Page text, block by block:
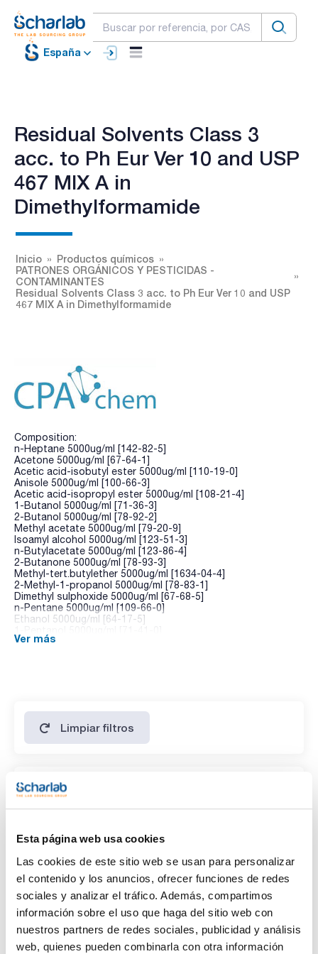
Esta página web usa cookies
Las cookies de este sitio web se usan para personalizar
el contenido y los anuncios, ofrecer funciones de redes
sociales y analizar el tráfico. Además, compartimos
información sobre el uso que haga del sitio web con
nuestros partners de redes sociales, publicidad y análisis
web, quienes pueden combinarla con otra información
España
Residual Solvents Class 3
acc. to Ph Eur Ver 10 and USP
467 MIX A in
Dimethylformamide
Inicio
Productos químicos
PATRONES ORGÁNICOS Y PESTICIDAS -
CONTAMINANTES
Residual Solvents Class 3 acc. to Ph Eur Ver 10 and USP
467 MIX A in Dimethylformamide
Composition:
n-Heptane 5000ug/ml [142-82-5]
Acetone 5000ug/ml [67-64-1]
Acetic acid-isobutyl ester 5000ug/ml [110-19-0]
Anisole 5000ug/ml [100-66-3]
Acetic acid-isopropyl ester 5000ug/ml [108-21-4]
1-Butanol 5000ug/ml [71-36-3]
2-Butanol 5000ug/ml [78-92-2]
Methyl acetate 5000ug/ml [79-20-9]
Isoamyl alcohol 5000ug/ml [123-51-3]
n-Butylacetate 5000ug/ml [123-86-4]
2-Butanone 5000ug/ml [78-93-3]
Methyl-tert.butylether 5000ug/ml [1634-04-4]
2-Methyl-1-propanol 5000ug/ml [78-83-1]
Dimethyl sulphoxide 5000ug/ml [67-68-5]
n-Pentane 5000ug/ml [109-66-0]
Ethanol 5000ug/ml [64-17-5]
Ethyl Acetate 5000ug/ml [141-78-6]
Ver más
Limpiar filtros
Características
Disolvente
Dimethylformamide (1)
Envase
Ampoule(1)
Volumen